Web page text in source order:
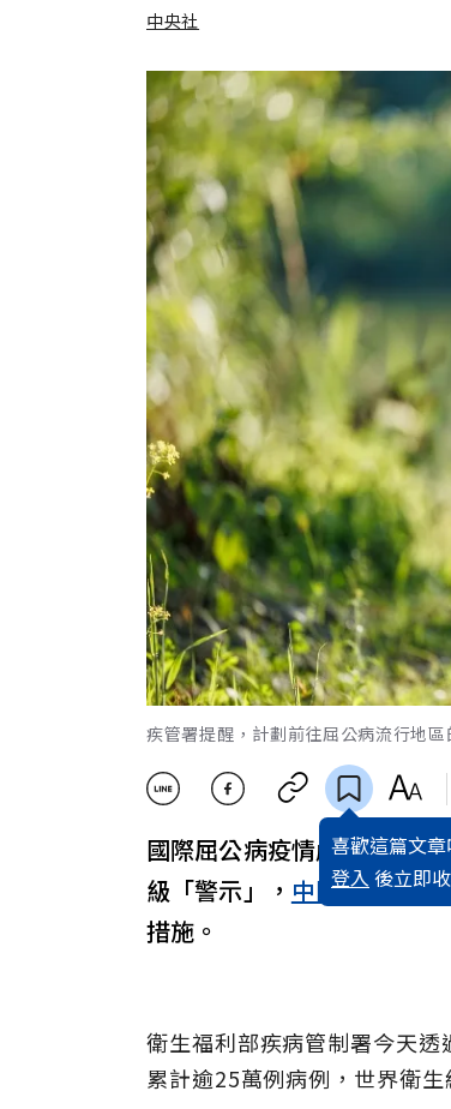
中央社
中央社 加入追蹤
疾管署提醒，計劃前往屈公病流行地
喜歡這篇文章
登入 後立即
國際屈公病疫情嚴峻，疾管
級「警示」， 中國廣東、印
措施。
衛生福利部疾病管制署今天
累計逾25萬例病例，世界衛